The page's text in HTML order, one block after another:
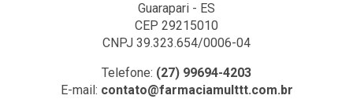
Guarapari - ES
CEP 29215010
CNPJ 39.323.654/0006-04
Telefone: (27) 99694-4203
E-mail: contato@farmaciamulttt.com.br